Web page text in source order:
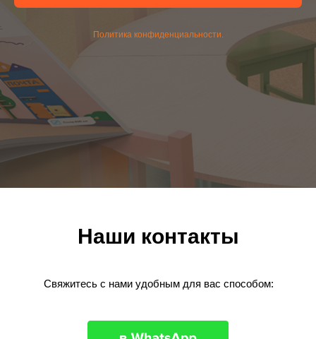
Политика конфиденциальности.
Свяжитесь с нами удобным для вас способом:
Наши контакты